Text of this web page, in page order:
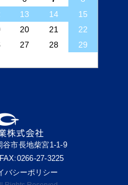
13 14
15
20 21
22
27 28
29
市長地柴宮1-1-9
27-3225
バシーポリシー